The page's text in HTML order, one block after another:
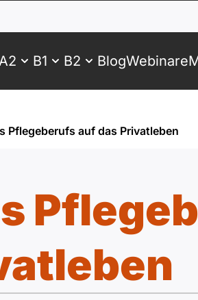
B1 B2 BlogWebinare
Pflegeberufs auf das Privatleben